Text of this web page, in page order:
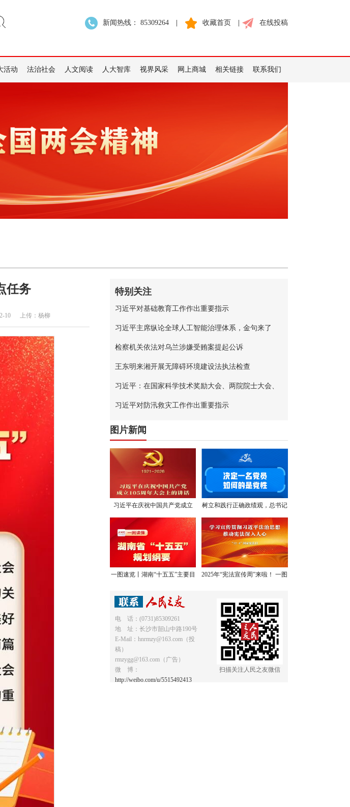
新闻热线： 85309264 收藏首页 在线投稿
活动 法治社会 人文阅读 人大智库 视界风采 网上商城 相关链接 联系我们
任务
10 上传：杨柳
特别关注
习近平对基础教育工作作出重要指示
习近平主席纵论全球人工智能治理体系，金句来了
检察机关依法对乌兰涉嫌受贿案提起公诉
王东明来湘开展无障碍环境建设法执法检查
习近平：在国家科学技术奖励大会、两院院士大会、
中国科协第十一次全国代表大会上的讲话
习近平对防汛救灾工作作出重要指示
图片新闻
习近平在庆祝中国共产党成立
105周年大会上的讲话，学金
句，悟深意！
树立和践行正确政绩观，总书记
提出明确要求
一图速览丨湖南“十五五”主要目
2025年“宪法宣传周”来啦！ 一图
电 话：(0731)85309261
地 址：长沙市韶山中路190号
E-Mail：hnrmzy@163.com（投
稿）
rmzygg@163.com（广告）
微 博：
http://weibo.com/u/5515492413
扫描关注人民之友微信